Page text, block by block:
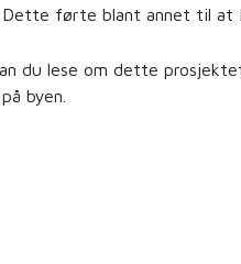
førte blant annet til at
du lese om dette
byen.